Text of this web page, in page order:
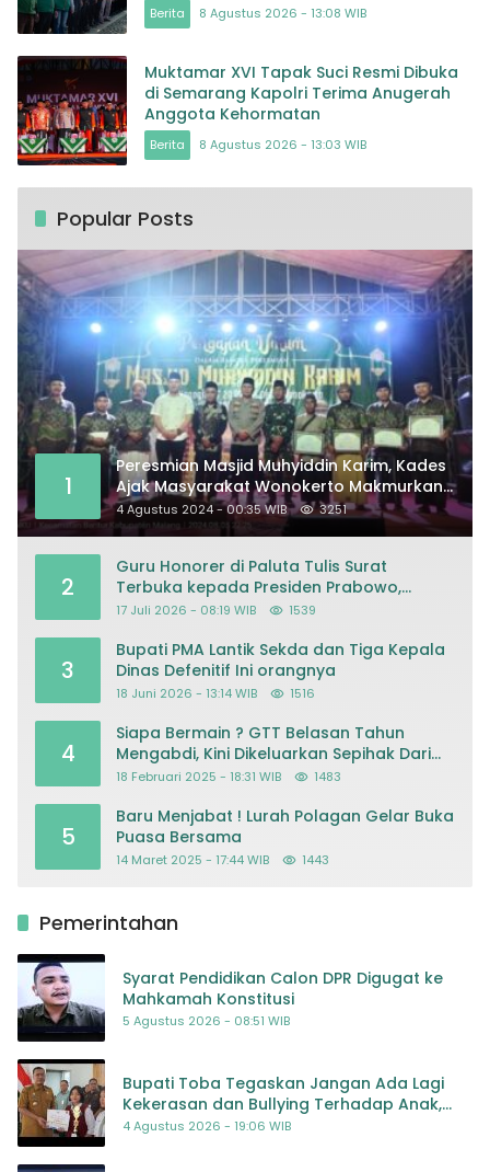
Berita 8 Agustus 2026 - 13:08 WIB
Muktamar XVI Tapak Suci Resmi Dibuka
di Semarang Kapolri Terima Anugerah
Anggota Kehormatan
Berita 8 Agustus 2026 - 13:03 WIB
Popular Posts
1
Peresmian Masjid Muhyiddin Karim, Kades
Ajak Masyarakat Wonokerto Makmurkan
Masjid
4 Agustus 2024 - 00:35 WIB 3251
2
Guru Honorer di Paluta Tulis Surat
Terbuka kepada Presiden Prabowo,
Mohon Keadilan atas Dugaan
17 Juli 2026 - 08:19 WIB 1539
3
Bupati PMA Lantik Sekda dan Tiga Kepala
Dinas Defenitif Ini orangnya
18 Juni 2026 - 13:14 WIB 1516
4
Siapa Bermain ? GTT Belasan Tahun
Mengabdi, Kini Dikeluarkan Sepihak Dari
Dapodik
18 Februari 2025 - 18:31 WIB 1483
5
Baru Menjabat ! Lurah Polagan Gelar Buka
Puasa Bersama
14 Maret 2025 - 17:44 WIB 1443
Pemerintahan
Syarat Pendidikan Calon DPR Digugat ke
Mahkamah Konstitusi
5 Agustus 2026 - 08:51 WIB
Bupati Toba Tegaskan Jangan Ada Lagi
Kekerasan dan Bullying Terhadap Anak,
Dorong Kolaborasi Seluruh Pihak
4 Agustus 2026 - 19:06 WIB